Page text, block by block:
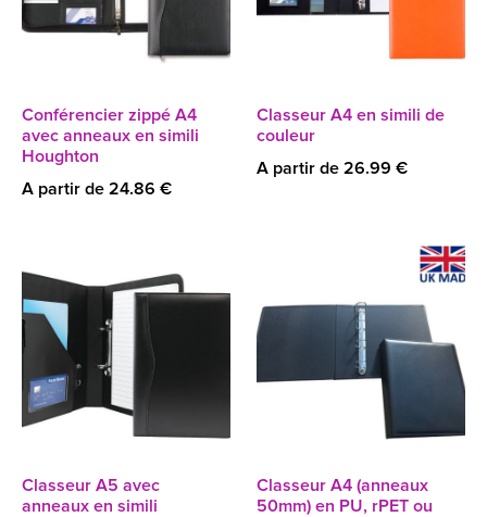
Conférencier zippé A4
avec anneaux en simili
Houghton
A partir de 24.86 €
Classeur A4 en simili de
couleur
A partir de 26.99 €
Classeur A5 avec
anneaux en simili
Classeur A4 (anneaux
50mm) en PU, rPET ou